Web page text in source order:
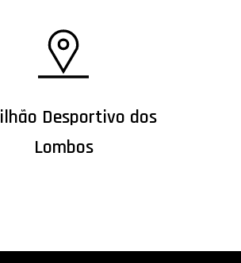
Desportivo dos
Lombos